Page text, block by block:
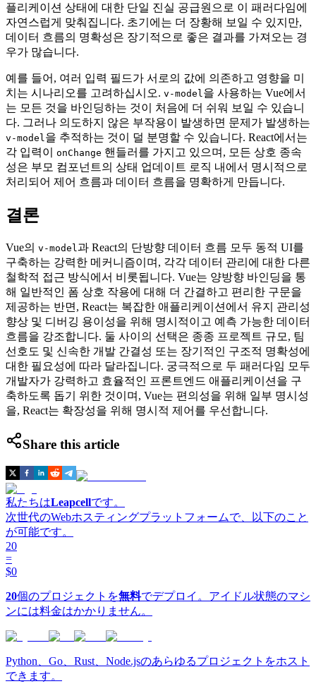
플리케이션 상태에 대한 단일 진실 공급원으로 이 패러다임에
자연스럽게 맞춰집니다. 초기에는 더 장황해 보일 수 있지만,
데이터 흐름의 명확성은 장기적으로 좋은 결과를 가져오는 경
우가 많습니다.
예를 들어, 여러 입력 필드가 서로의 값에 의존하고 영향을 미
치는 시나리오를 고려하십시오. v-model을 사용하는 Vue에서
는 모든 것을 바인딩하는 것이 처음에 더 쉬워 보일 수 있습니
다. 그러나 의도하지 않은 부작용이 발생하면 문제가 발생하는
v-model을 추적하는 것이 덜 분명할 수 있습니다. React에서는
각 입력이 onChange 핸들러를 가지고 있으며, 모든 상호 종속
성은 부모 컴포넌트의 상태 업데이트 로직 내에서 명시적으로
처리되어 제어 흐름과 데이터 흐름을 명확하게 만듭니다.
결론
Vue의 v-model과 React의 단방향 데이터 흐름 모두 동적 UI를
구축하는 강력한 메커니즘이며, 각각 데이터 관리에 대한 다른
철학적 접근 방식에서 비롯됩니다. Vue는 양방향 바인딩을 통
해 일반적인 폼 상호 작용에 대해 더 간결하고 편리한 구문을
제공하는 반면, React는 복잡한 애플리케이션에서 유지 관리성
향상 및 디버깅 용이성을 위해 명시적이고 예측 가능한 데이터
흐름을 강조합니다. 둘 사이의 선택은 종종 프로젝트 규모, 팀
선호도 및 신속한 개발 간결성 또는 장기적인 구조적 명확성에
대한 필요성에 따라 달라집니다. 궁극적으로 두 패러다임 모두
개발자가 강력하고 효율적인 프론트엔드 애플리케이션을 구
축하도록 돕기 위한 것이며, Vue는 편의성을 위해 일부 명시성
을, React는 확장성을 위해 명시적 제어를 우선합니다.
Share this article
私たちはLeapcellです。
次世代のWebホスティングプラットフォームで、以下のこと
が可能です。
20
=
$0
20個のプロジェクトを無料でデプロイ。アイドル状態のマシ
ンには料金はかかりません。
Python、Go、Rust、Node.jsのあらゆるプロジェクトをホスト
できます。